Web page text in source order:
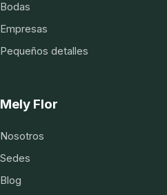
Bodas
Empresas
Pequeños detalles
Mely Flor
Nosotros
Sedes
Blog